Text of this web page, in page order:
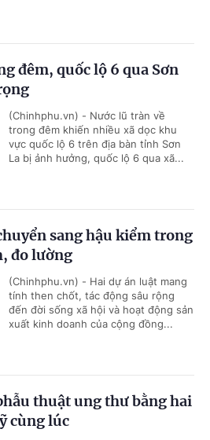
đêm, quốc lộ 6 qua Sơn
(Chinhphu.vn) - Nước lũ tràn về
trong đêm khiến nhiều xã dọc khu
vực quốc lộ 6 trên địa bàn tỉnh Sơn
La bị ảnh hưởng, quốc lộ 6 qua xã...
sang hậu kiểm trong
đo lường
(Chinhphu.vn) - Hai dự án luật mang
tính then chốt, tác động sâu rộng
đến đời sống xã hội và hoạt động sản
xuất kinh doanh của cộng đồng...
thuật ung thư bằng hai
cùng lúc